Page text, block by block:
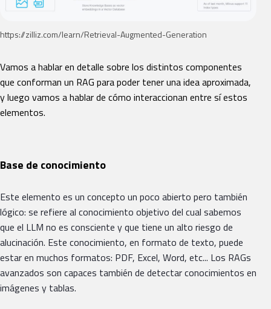
https://zilliz.com/learn/Retrieval-Augmented-Generation
Vamos a hablar en detalle sobre los distintos componentes
que conforman un RAG para poder tener una idea aproximada,
y luego vamos a hablar de cómo interaccionan entre sí estos
elementos.
Base de conocimiento
Este elemento es un concepto un poco abierto pero también
lógico: se refiere al conocimiento objetivo del cual sabemos
que el LLM no es consciente y que tiene un alto riesgo de
alucinación. Este conocimiento, en formato de texto, puede
estar en muchos formatos: PDF, Excel, Word, etc... Los RAGs
avanzados son capaces también de detectar conocimientos en
imágenes y tablas.